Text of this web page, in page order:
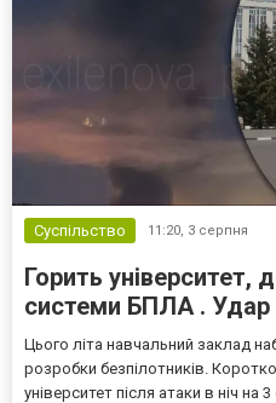
Суспільство 11:20, 3 серпня
Горить університет,
системи БПЛА . Удар
Цього літа навчальний заклад
розробки безпілотників.
університет після атаки в ніч